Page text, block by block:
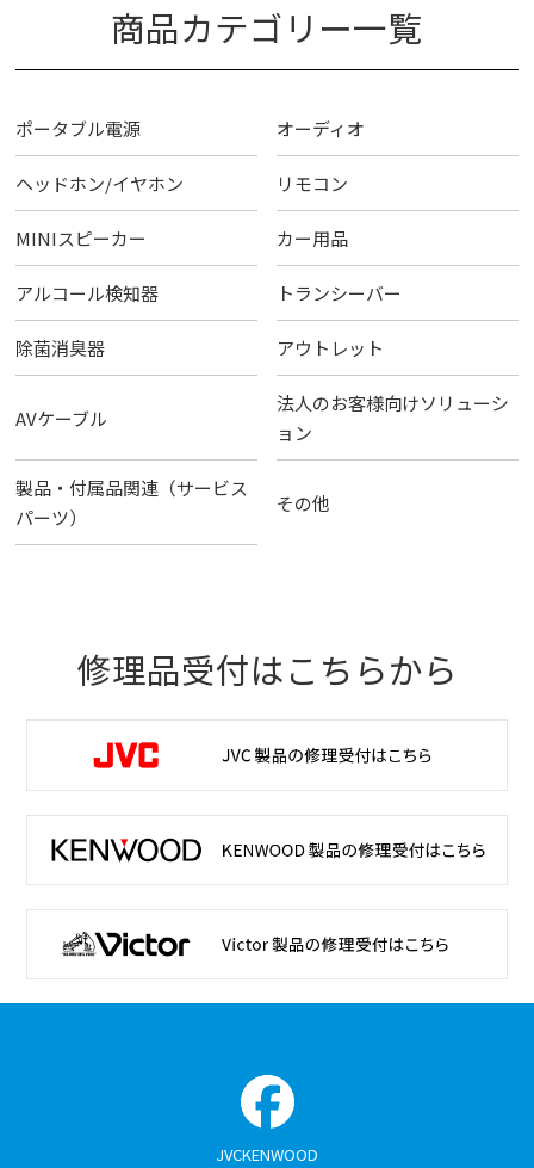
商品カテゴリー一覧
ポータブル電源 オーディオ
ヘッドホン/イヤホン リモコン
MINIスピーカー カー用品
アルコール検知器 トランシーバー
除菌消臭器 アウトレット
AVケーブル
法人のお客様向けソリューシ
ョン
製品・付属品関連（サービス
パーツ）
その他
修理品受付はこちらから
JVCKENWOOD